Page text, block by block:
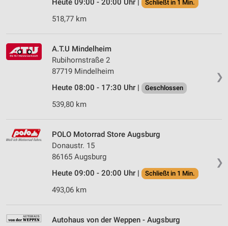
Heute 09:00 - 20:00 Uhr | Schließt in 1 Min.
518,77 km
❯
A.T.U Mindelheim
Rubihornstraße 2
87719 Mindelheim
Heute 08:00 - 17:30 Uhr |
Geschlossen
539,80 km
❯
POLO Motorrad Store Augsburg
Donaustr. 15
86165 Augsburg
Heute 09:00 - 20:00 Uhr |
Schließt in 1 Min.
493,06 km
Autohaus von der Weppen - Augsburg